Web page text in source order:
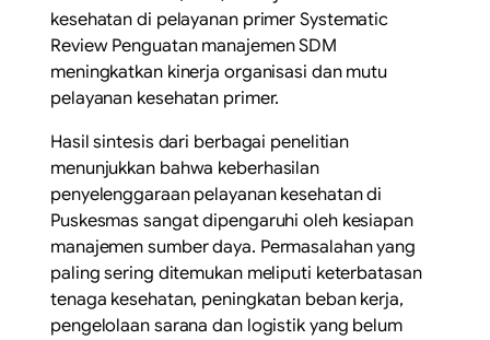
kesehatan di pelayanan primer Systematic
Review Penguatan manajemen SDM
meningkatkan kinerja organisasi dan mutu
pelayanan kesehatan primer.
Hasil sintesis dari berbagai penelitian
menunjukkan bahwa keberhasilan
penyelenggaraan pelayanan kesehatan di
Puskesmas sangat dipengaruhi oleh kesiapan
manajemen sumber daya. Permasalahan yang
paling sering ditemukan meliputi keterbatasan
tenaga kesehatan, peningkatan beban kerja,
pengelolaan sarana dan logistik yang belum